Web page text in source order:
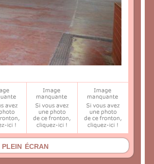
écran